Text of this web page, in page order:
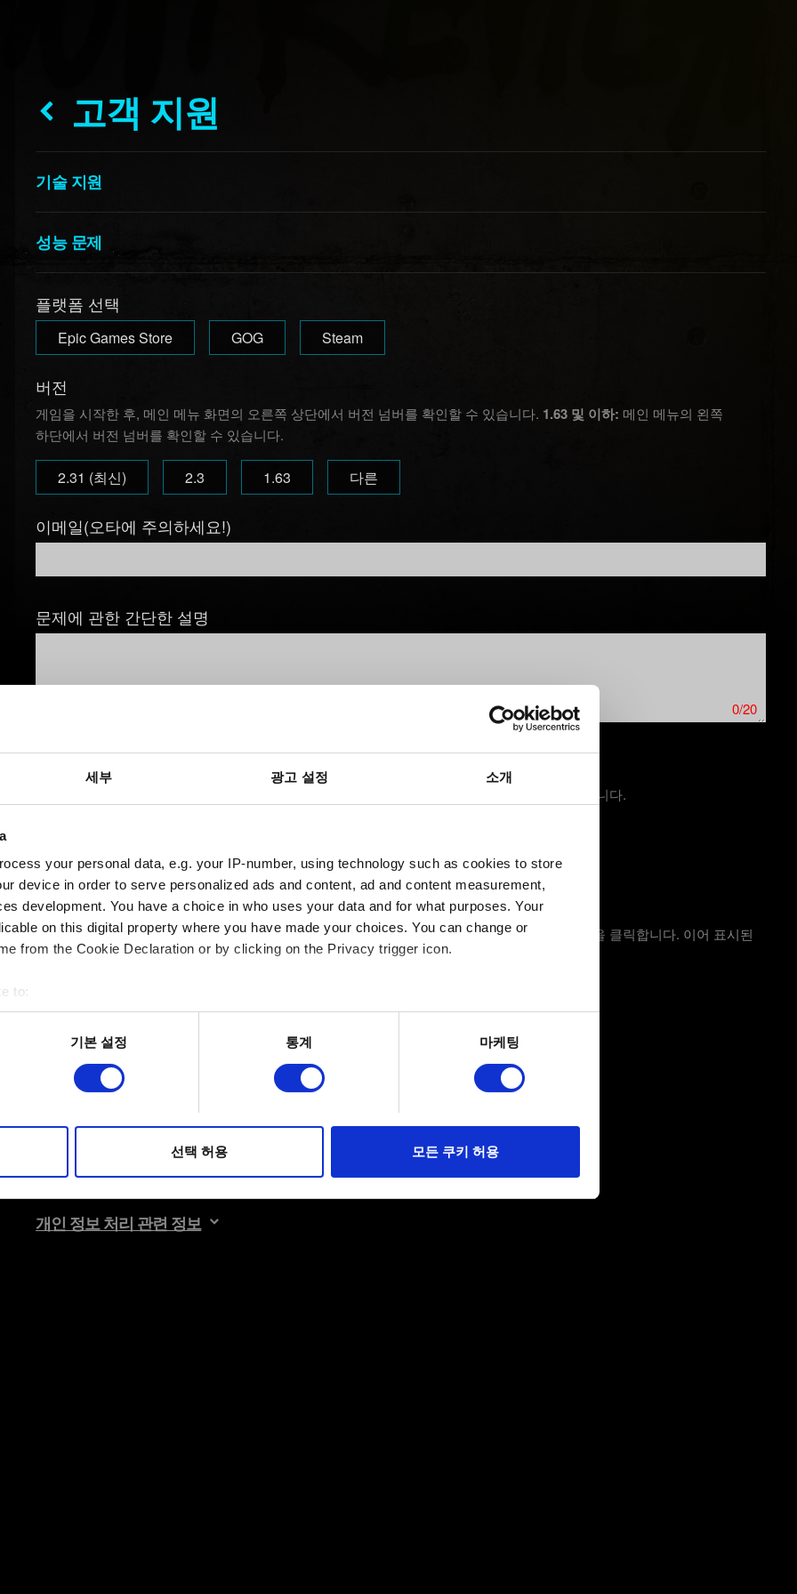
세부 광고 설정 소개
your personal data, e.g. your IP-number, using technology such as cookies to store
device in order to serve personalized ads and content, ad and content measurement,
development. You have a choice in who uses your data and for what purposes. Your
on this digital property where you have made your choices. You can change or
from the Cookie Declaration or by clicking on the Privacy trigger icon.
to:
your geographical location which can be accurate to within several meters
actively scanning it for specific characteristics (fingerprinting)
personal data is processed and set your preferences in the
사이트 이용 환경을 개선하기 위해 사용됩니다. 예를 들어, 소셜 미디어를 통해 사용자와
파악하기 위해 쿠키의 일부를 저희 파트너와 공유할 수도 있습니다. 물론, 이처럼
기본 설정 통계 마케팅
선택 허용 모든 쿠키 허용
고객 지원
기술 지원
성능 문제
플랫폼 선택
Epic Games Store GOG Steam
버전
게임을 시작한 후, 메인 메뉴 화면의 오른쪽 상단에서 버전 넘버를 확인할 수 있습니다. 1.63 및 이하: 메인 메뉴의 왼쪽
하단에서 버전 넘버를 확인할 수 있습니다.
2.31 (최신) 2.3 1.63 다른
이메일(오타에 주의하세요!)
문제에 관한 간단한 설명
0/20
파일 추가
보고서에 파일을 첨부할 수 있습니다. 예를 들어 그래픽 문제인 경우, 스크린샷을 첨부할 수 있습니다.
찾아보기
DXDiag 보고서 업로드
보고서를 생성하려면 Windows 키와 R 키를 동시에 눌러 열린 창에 dxdiag를 입력한 다음, '확인'을 클릭합니다. 이어 표시된
창에서 "모든 정보 저장..."을 클릭하세요.
개인 정보 처리 관련 정보